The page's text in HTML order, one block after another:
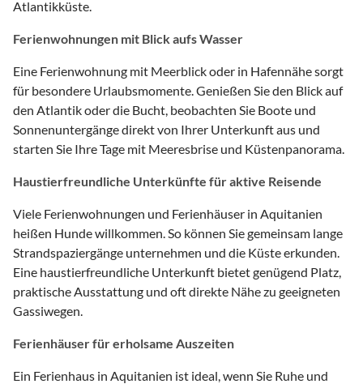
Atlantikküste.
Ferienwohnungen mit Blick aufs Wasser
Eine Ferienwohnung mit Meerblick oder in Hafennähe sorgt
für besondere Urlaubsmomente. Genießen Sie den Blick auf
den Atlantik oder die Bucht, beobachten Sie Boote und
Sonnenuntergänge direkt von Ihrer Unterkunft aus und
starten Sie Ihre Tage mit Meeresbrise und Küstenpanorama.
Haustierfreundliche Unterkünfte für aktive Reisende
Viele Ferienwohnungen und Ferienhäuser in Aquitanien
heißen Hunde willkommen. So können Sie gemeinsam lange
Strandspaziergänge unternehmen und die Küste erkunden.
Eine haustierfreundliche Unterkunft bietet genügend Platz,
praktische Ausstattung und oft direkte Nähe zu geeigneten
Gassiwegen.
Ferienhäuser für erholsame Auszeiten
Ein Ferienhaus in Aquitanien ist ideal, wenn Sie Ruhe und